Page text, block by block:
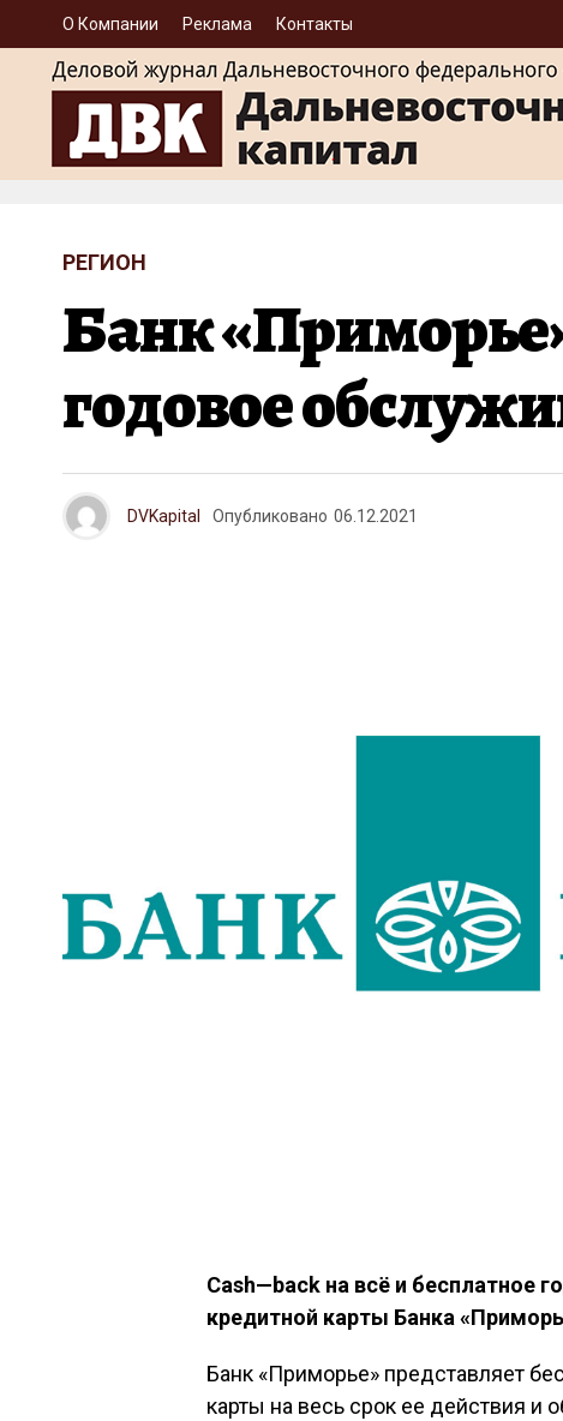
О Компании Реклама Контакты
РЕГИОН
Банк
годовое
DVKapital Опубликовано 06.12.2021
Cash—back на всё и бесплатное
кредитной карты Банка
Банк «Приморье» представляет
карты на весь срок ее действия